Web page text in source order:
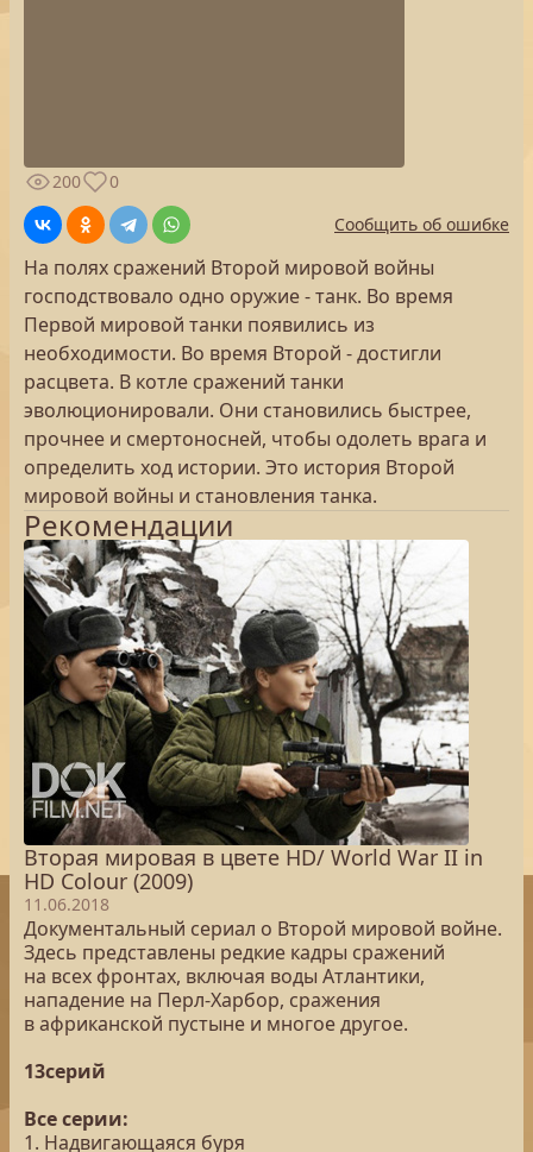
200
0
Сообщить об ошибке
На полях сражений Второй мировой войны
господствовало одно оружие - танк. Во время
Первой мировой танки появились из
необходимости. Во время Второй - достигли
расцвета. В котле сражений танки
эволюционировали. Они становились быстрее,
прочнее и смертоносней, чтобы одолеть врага и
определить ход истории. Это история Второй
мировой войны и становления танка.
Рекомендации
Вторая мировая в цвете HD/ World War II in
HD Colour (2009)
11.06.2018
Документальный сериал о Второй мировой войне.
Здесь представлены редкие кадры сражений
на всех фронтах, включая воды Атлантики,
нападение на Перл-Харбор, сражения
в африканской пустыне и многое другое.
13серий
Все серии:
1. Надвигающаяся буря